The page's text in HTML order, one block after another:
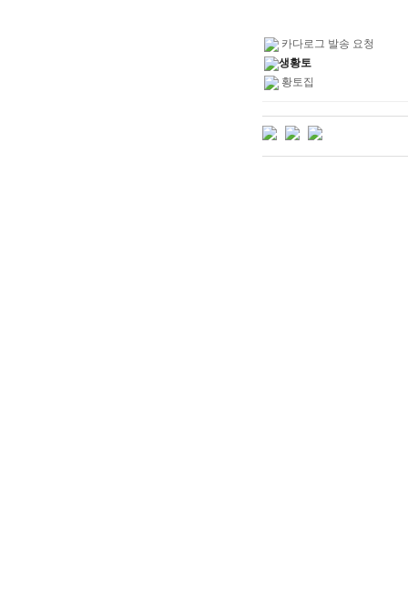
카다로그 발송 요청
생황토
황토집